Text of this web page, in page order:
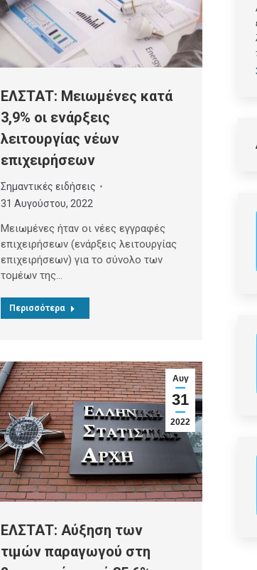
ΕΛΣΤΑΤ: Μειωμένες κατά
3,9% οι ενάρξεις
λειτουργίας νέων
επιχειρήσεων
Σημαντικές ειδήσεις
31 Αυγούστου, 2022
Μειωμένες ήταν οι νέες εγγραφές
επιχειρήσεων (ενάρξεις λειτουργίας
επιχειρήσεων) για το σύνολο των
τομέων της…
Περισσότερα
Αυγ
31
2022
ΕΛΣΤΑΤ: Αύξηση των
τιμών παραγωγού στη